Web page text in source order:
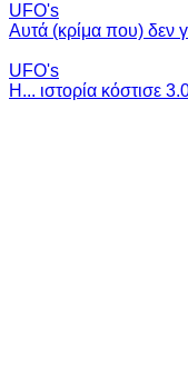
UFO's
Αυτά (κρίμα που) δεν
UFO's
Η... ιστορία κόστισε